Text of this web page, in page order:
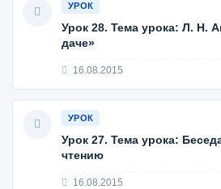
УРОК
Урок 28. Тема урока: Л. Н.
даче»
16.08.2015
УРОК
Урок 27. Тема урока:
чтению
16.08.2015